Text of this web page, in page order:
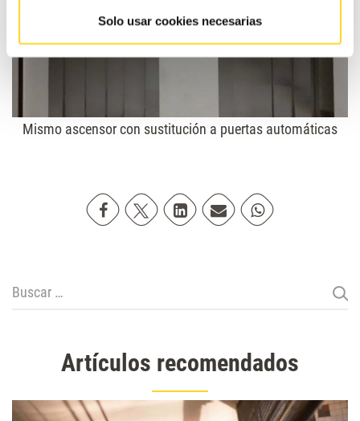
Solo usar cookies necesarias
Mismo ascensor con sustitución a puertas automáticas
Compartir en Facebook
Compartir en Twitter
Compartir en Linkedin
Compartir poremail
Compartir en
Buscar:
Artículos recomendados